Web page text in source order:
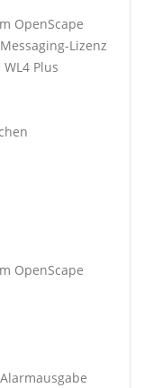
OpenScape
Lizenz
Plus
OpenScape